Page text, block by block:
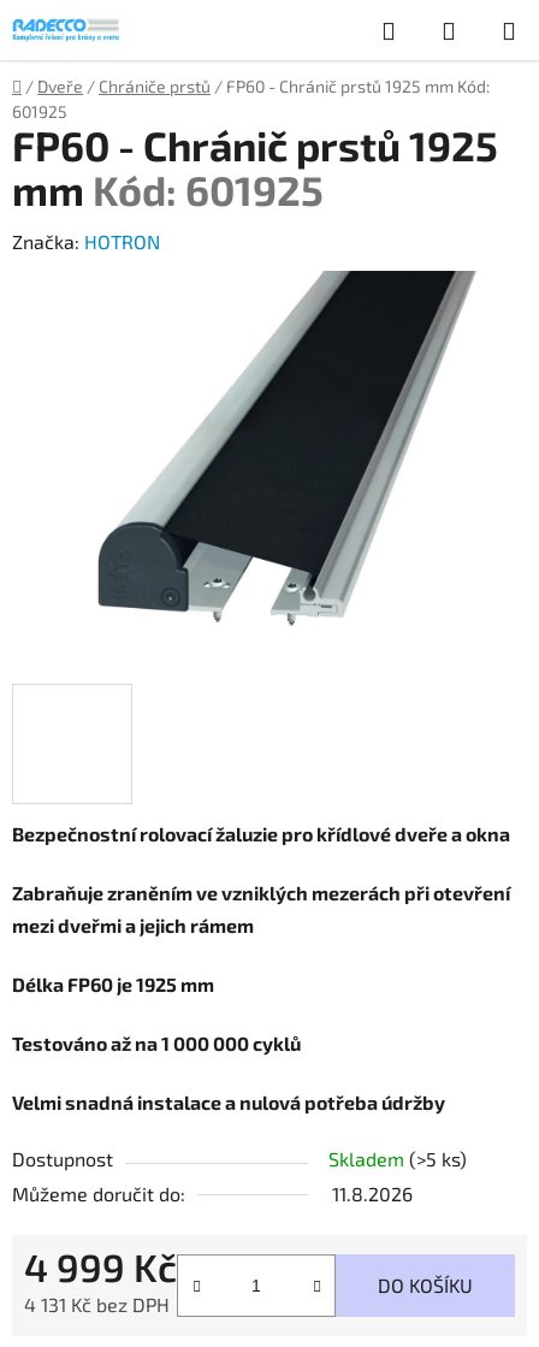
na
obsah
Hledat
KOŠÍK
Domů
/ Dveře / Chrániče prstů / FP60 - Chránič prstů 1925 mm Kód:
601925
Bezpečnostní rolovací žaluzie pro křídlové dveře a okna
Zabraňuje zraněním ve vzniklých mezerách při otevření
mezi dveřmi a jejich rámem
Délka FP60 je 1925 mm
Testováno až na 1 000 000 cyklů
Velmi snadná instalace a nulová potřeba údržby
Dostupnost Skladem (>5 ks)
Můžeme doručit do:
11.8.2026
4 999 Kč
4 131 Kč bez DPH
DO KOŠÍKU
FP60 - Chránič prstů 1925
mm Kód: 601925
Značka: HOTRON